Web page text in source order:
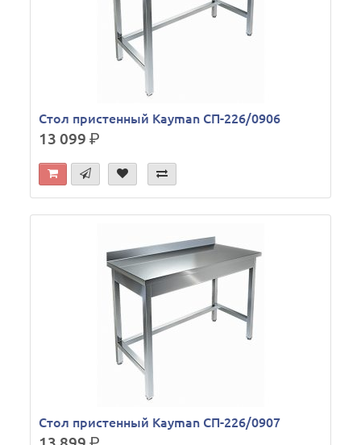
Стол пристенный Kayman СП-226/0906
13 099р.
Стол пристенный Kayman СП-226/0907